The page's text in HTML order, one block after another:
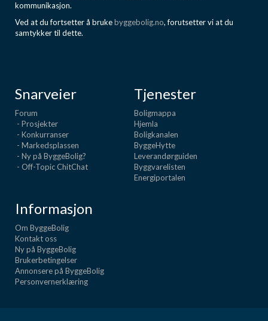
kommunikasjon.
Ved at du fortsetter å brukebyggebolig.no, forutsetter vi at du
samtykker til dette.
Snarveier
Forum
- Prosjekter
- Konkurranser
- Markedsplassen
- Ny på ByggeBolig?
- Off-Topic ChitChat
Tjenester
Boligmappa
Hjemla
Boligkanalen
ByggeHytte
Leverandørguiden
Byggvarelisten
Energiportalen
Informasjon
Om ByggeBolig
Kontakt oss
Ny på ByggeBolig
Brukerbetingelser
Annonsere på ByggeBolig
Personvernerklæring